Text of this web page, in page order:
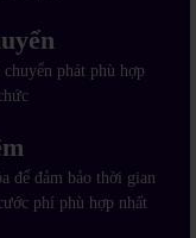
phát phù hợp
để đảm bảo thời gian
phí phù hợp nhất